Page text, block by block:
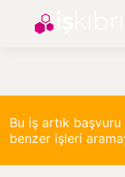
Bu iş artık
benzer işleri